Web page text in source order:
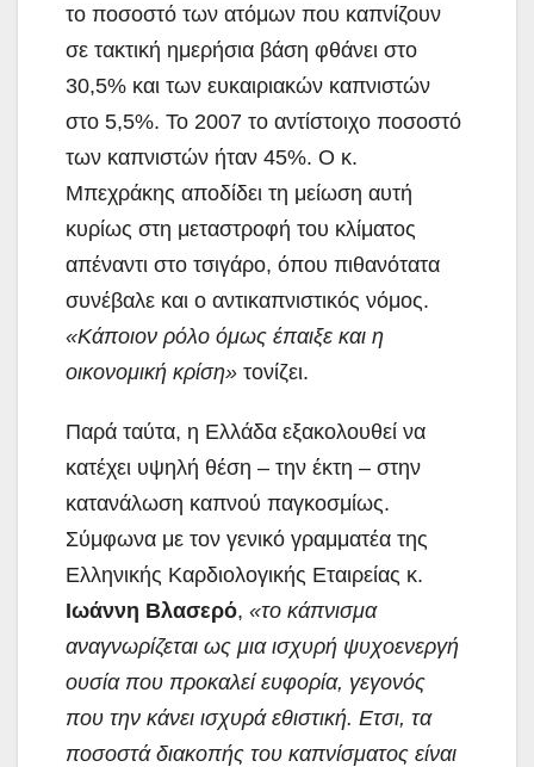
το ποσοστό των ατόμων που καπνίζουν
σε τακτική ημερήσια βάση φθάνει στο
30,5% και των ευκαιριακών καπνιστών
στο 5,5%. Το 2007 το αντίστοιχο ποσοστό
των καπνιστών ήταν 45%. Ο κ.
Μπεχράκης αποδίδει τη μείωση αυτή
κυρίως στη μεταστροφή του κλίματος
απέναντι στο τσιγάρο, όπου πιθανότατα
συνέβαλε και ο αντικαπνιστικός νόμος.
«Κάποιον ρόλο όμως έπαιξε και η
οικονομική κρίση» τονίζει.
Παρά ταύτα, η Ελλάδα εξακολουθεί να
κατέχει υψηλή θέση – την έκτη – στην
κατανάλωση καπνού παγκοσμίως.
Σύμφωνα με τον γενικό γραμματέα της
Ελληνικής Καρδιολογικής Εταιρείας κ.
Ιωάννη Βλασερό, «το κάπνισμα
αναγνωρίζεται ως μια ισχυρή ψυχοενεργή
ουσία που προκαλεί ευφορία, γεγονός
που την κάνει ισχυρά εθιστική. Ετσι, τα
ποσοστά διακοπής του καπνίσματος είναι